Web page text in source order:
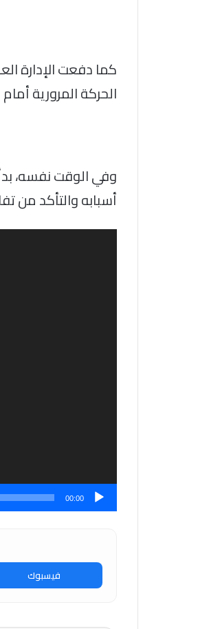
كما دفعت الإدارة
الحركة المرورية
وفي الوقت نفسه،
أسبابه والتأكد من
00:00
فيسبوك